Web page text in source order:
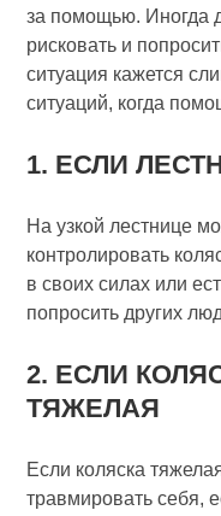
за помощью. Иногда
рисковать и
ситуация кажется
ситуаций, когда
1. ЕСЛИ
На узкой лестнице
контролировать
в своих силах или
попросить других
2. ЕСЛИ
ТЯЖЕЛАЯ
Если коляска
травмировать себя,